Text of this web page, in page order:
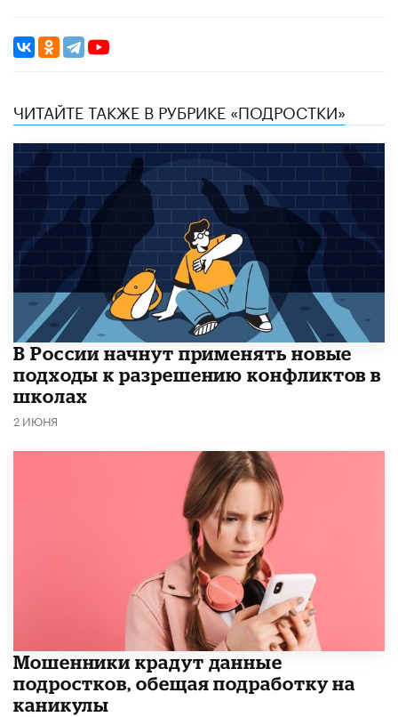
ЧИТАЙТЕ ТАКЖЕ В РУБРИКЕ «ПОДРОСТКИ»
В России начнут применять новые
подходы к разрешению конфликтов в
школах
2 ИЮНЯ
Мошенники крадут данные
подростков, обещая подработку на
каникулы